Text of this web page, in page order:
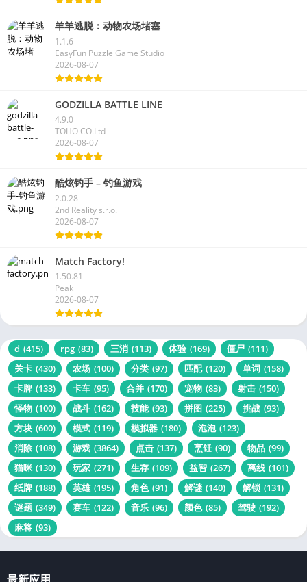
羊羊逃脱：动物农场堵塞
1.1.6
EasyFun Puzzle Game Studio
2026-08-07
GODZILLA BATTLE LINE
4.9.0
TOHO CO.Ltd
2026-08-07
酷炫钓手 – 钓鱼游戏
2.0.28
2nd Reality s.r.o.
2026-08-07
Match Factory!
1.50.81
Peak
2026-08-07
d (415) rpg (83) 三消 (113) 体验 (169) 僵尸 (111)
关卡 (430) 农场 (100) 分类 (97) 匹配 (120) 单词 (158)
卡牌 (133) 卡车 (95) 合并 (170) 宠物 (83) 射击 (150)
怪物 (100) 战斗 (162) 技能 (93) 拼图 (225) 挑战 (93)
方块 (600) 模式 (119) 模拟器 (180) 泡泡 (123)
消除 (108) 游戏 (3864) 点击 (137) 烹饪 (90) 物品 (99)
猫咪 (130) 玩家 (271) 生存 (109) 益智 (267) 离线 (101)
纸牌 (188) 英雄 (195) 角色 (91) 解谜 (140) 解锁 (131)
谜题 (349) 赛车 (122) 音乐 (96) 颜色 (85) 驾驶 (192)
麻将 (93)